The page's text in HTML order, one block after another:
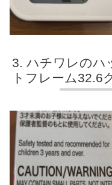
ハチワレのハ
トフレーム32.6